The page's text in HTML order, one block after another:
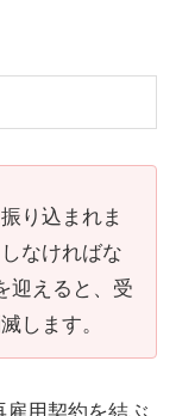
り込まれま
なければな
迎えると、受
します。